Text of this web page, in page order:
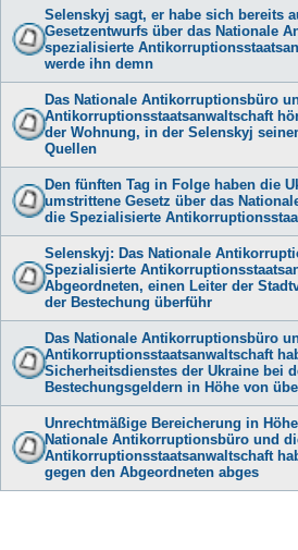
Selenskyj sagt, er habe sich bereits
Gesetzentwurfs über das Nationale
spezialisierte
werde ihn demn
Das Nationale Antikorruptionsbüro
Antikorruptionsstaatsanwaltschaft
der Wohnung, in der Selenskyj
Quellen
Den fünften Tag in Folge haben die
umstrittene Gesetz über das
die Spezialisierte
Selenskyj: Das Nationale
Spezialisierte
Abgeordneten, einen Leiter der
der Bestechung überführ
Das Nationale Antikorruptionsbüro
Antikorruptionsstaatsanwaltschaft
Sicherheitsdienstes der Ukraine bei
Bestechungsgeldern in Höhe von
Unrechtmäßige Bereicherung in
Nationale Antikorruptionsbüro und
Antikorruptionsstaatsanwaltschaft
gegen den Abgeordneten abges